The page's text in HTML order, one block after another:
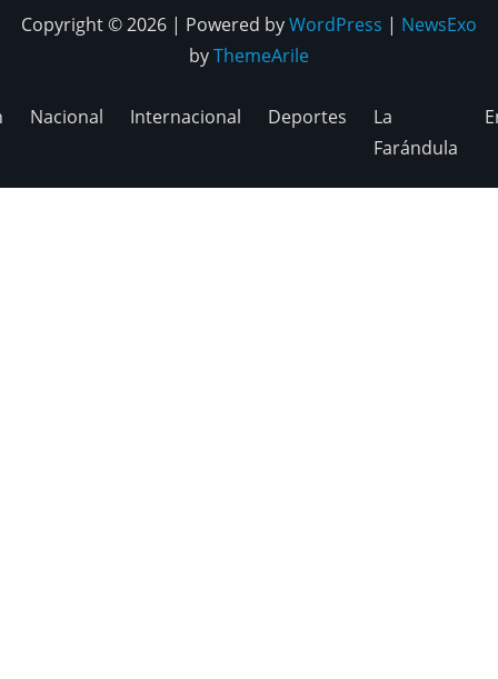
Copyright © 2026 | Powered byWordPress | NewsExo
byThemeArile
Nacional Internacional Deportes
La
Farándula